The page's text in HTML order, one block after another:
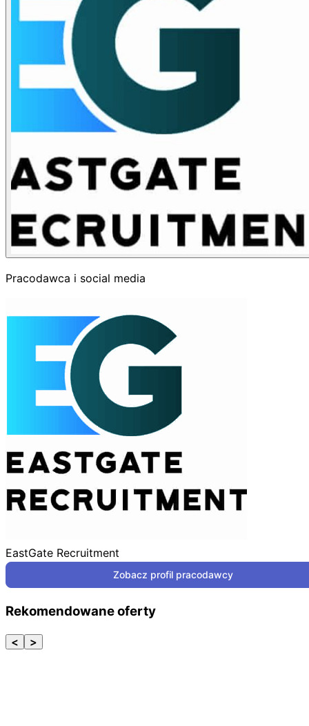
Pracodawca i social media
EastGate Recruitment
Zobacz profil pracodawcy
Rekomendowane oferty
< >